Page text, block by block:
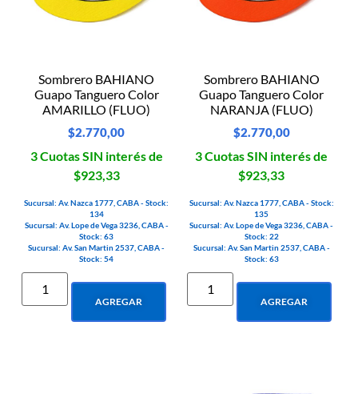
Sombrero BAHIANO
Guapo Tanguero Color
AMARILLO (FLUO)
$2.770,00
3 Cuotas SIN interés de
$923,33
Sucursal: Av. Nazca 1777, CABA - Stock:
134
Sucursal: Av. Lope de Vega 3236, CABA -
Stock: 63
Sucursal: Av. San Martin 2537, CABA -
Stock: 54
AGREGAR
Sombrero BAHIANO
Guapo Tanguero Color
NARANJA (FLUO)
$2.770,00
3 Cuotas SIN interés de
$923,33
Sucursal: Av. Nazca 1777, CABA - Stock:
135
Sucursal: Av. Lope de Vega 3236, CABA -
Stock: 22
Sucursal: Av. San Martin 2537, CABA -
Stock: 63
AGREGAR